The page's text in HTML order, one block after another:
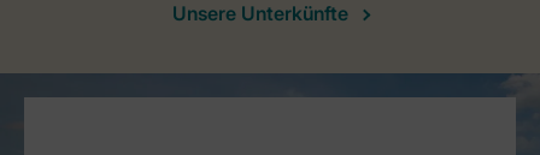
Unsere Unterkünfte